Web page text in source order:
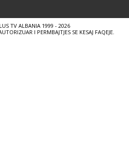
TV ALBANIA 1999 - 2026
I PERMBAJTJES SE KESAJ FAQEJE.